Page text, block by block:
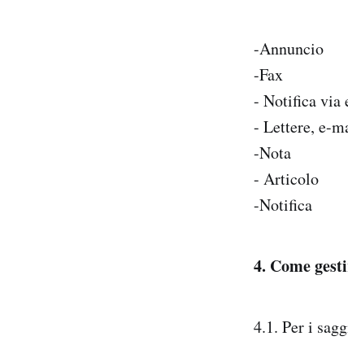
-Annuncio
-Fax
- Notifica via
- Lettere, e-
-Nota
- Articolo
-Notifica
4. Come
4.1. Per i